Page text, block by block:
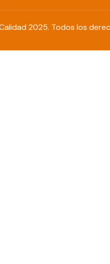
2025. Todos los